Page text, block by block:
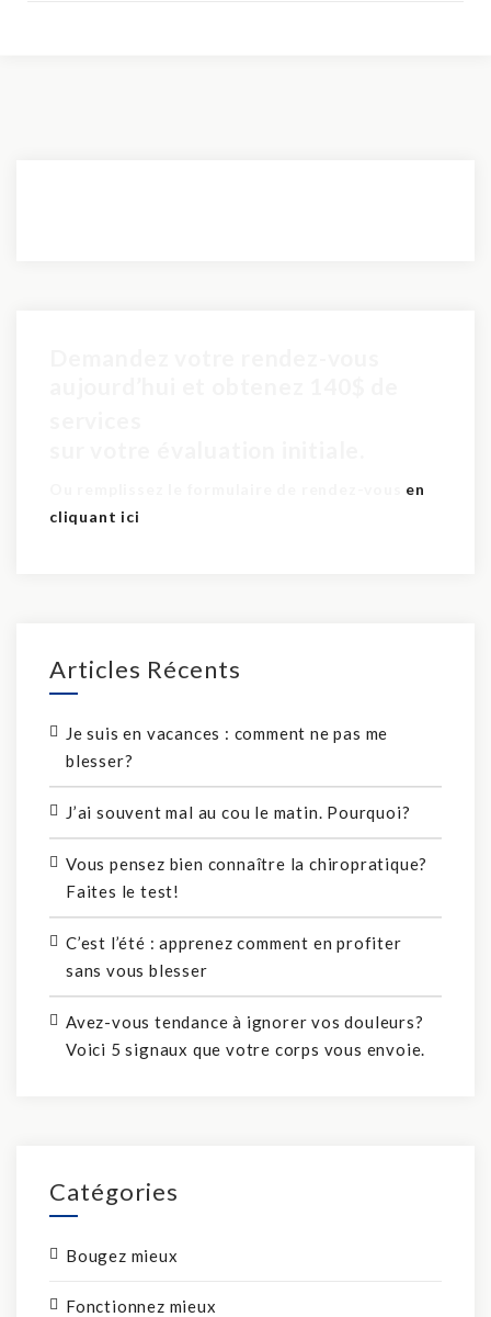
en
cliquant ici
Articles Récents
Je suis en vacances : comment ne pas me
blesser?
J’ai souvent mal au cou le matin. Pourquoi?
Vous pensez bien connaître la chiropratique?
Faites le test!
C’est l’été : apprenez comment en profiter
sans vous blesser
Avez-vous tendance à ignorer vos douleurs?
Voici 5 signaux que votre corps vous envoie.
Catégories
Bougez mieux
Fonctionnez mieux